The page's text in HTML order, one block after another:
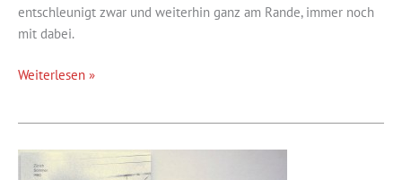
entschleunigt zwar und weiterhin ganz am Rande, immer noch
mit dabei.
Markt,
Weiterlesen »